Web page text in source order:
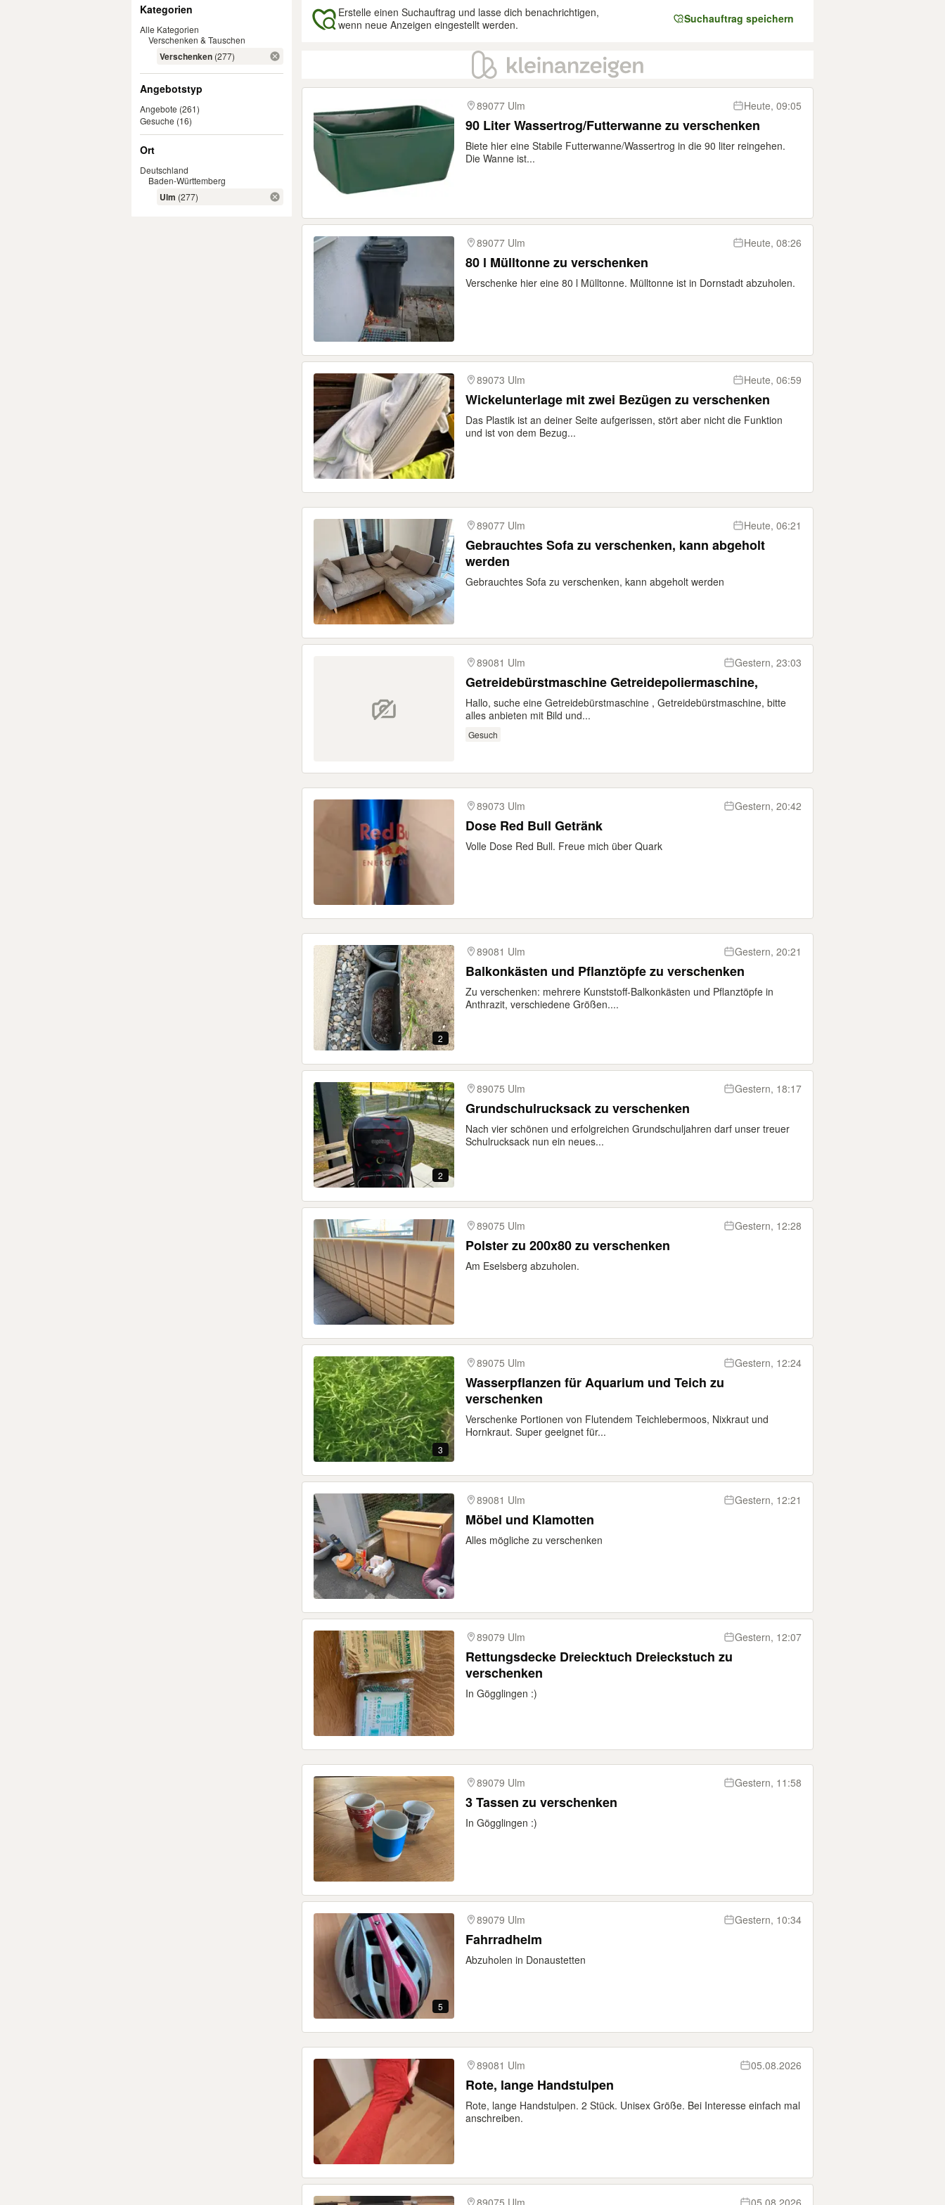
Kategorien
Alle Kategorien
Verschenken & Tauschen
Verschenken (277)
Angebotstyp
Angebote (261)
Gesuche (16)
Ort
Deutschland
Baden-Württemberg
Ulm (277)
Erstelle einen Suchauftrag und lasse dich benachrichtigen,
wenn neue Anzeigen eingestellt werden.
Suchauftrag speichern
Ergebnisse
89077 Ulm
Heute, 09:05
90 Liter Wassertrog/Futterwanne zu verschenken
Biete hier eine Stabile Futterwanne/Wassertrog in die 90 liter reingehen.
Die Wanne ist...
89077 Ulm Heute, 08:26
80 l Mülltonne zu verschenken
Verschenke hier eine 80 l Mülltonne. Mülltonne ist in Dornstadt abzuholen.
89073 Ulm Heute, 06:59
Wickelunterlage mit zwei Bezügen zu verschenken
Das Plastik ist an deiner Seite aufgerissen, stört aber nicht die Funktion
und ist von dem Bezug...
89077 Ulm Heute, 06:21
Gebrauchtes Sofa zu verschenken, kann abgeholt
werden
Gebrauchtes Sofa zu verschenken, kann abgeholt werden
89081 Ulm Gestern, 23:03
Getreidebürstmaschine Getreidepoliermaschine,
Hallo, suche eine Getreidebürstmaschine , Getreidebürstmaschine, bitte
alles anbieten mit Bild und...
Gesuch
89073 Ulm Gestern, 20:42
Dose Red Bull Getränk
Volle Dose Red Bull. Freue mich über Quark
2
89081 Ulm Gestern, 20:21
Balkonkästen und Pflanztöpfe zu verschenken
Zu verschenken: mehrere Kunststoff-Balkonkästen und Pflanztöpfe in
Anthrazit, verschiedene Größen....
2
89075 Ulm Gestern, 18:17
Grundschulrucksack zu verschenken
Nach vier schönen und erfolgreichen Grundschuljahren darf unser treuer
Schulrucksack nun ein neues...
89075 Ulm Gestern, 12:28
Polster zu 200x80 zu verschenken
Am Eselsberg abzuholen.
3
89075 Ulm Gestern, 12:24
Wasserpflanzen für Aquarium und Teich zu
verschenken
Verschenke Portionen von Flutendem Teichlebermoos, Nixkraut und
Hornkraut. Super geeignet für...
89081 Ulm Gestern, 12:21
Möbel und Klamotten
Alles mögliche zu verschenken
89079 Ulm Gestern, 12:07
Rettungsdecke Dreiecktuch Dreieckstuch zu
verschenken
In Gögglingen :)
89079 Ulm Gestern, 11:58
3 Tassen zu verschenken
In Gögglingen :)
5
89079 Ulm Gestern, 10:34
Fahrradhelm
Abzuholen in Donaustetten
89081 Ulm 05.08.2026
Rote, lange Handstulpen
Rote, lange Handstulpen. 2 Stück. Unisex Größe. Bei Interesse einfach mal
anschreiben.
89075 Ulm 05.08.2026